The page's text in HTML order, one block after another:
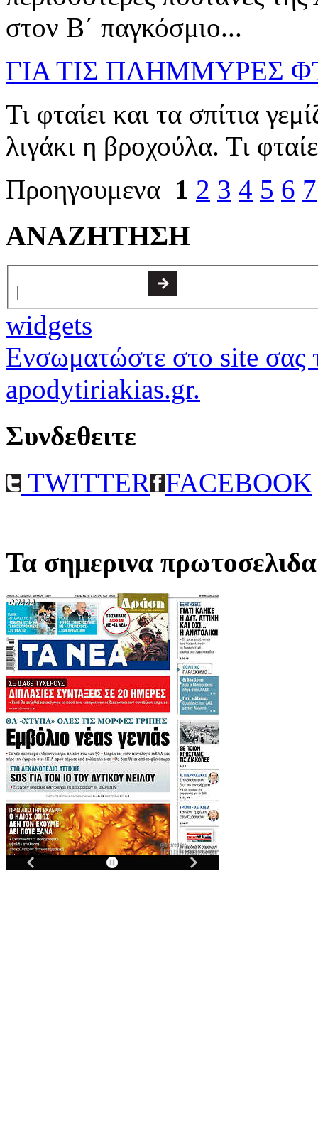
στον Β΄ παγκόσμιο...
ΓΙΑ ΤΙΣ ΠΛΗΜΜΥΡΕΣ
Τι φταίει και τα σπίτια
λιγάκι η βροχούλα. Τι
Προηγουμενα 1 2 3 4 5 6 7
ΑΝΑΖΗΤΗΣΗ
widgets
Ενσωματώστε στο site σας
apodytiriakias.gr.
Συνδεθειτε
TWITTER FACEBOOK
Τα σημερινα πρωτοσελιδα